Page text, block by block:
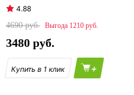
4.88
4690
1210
3480
+